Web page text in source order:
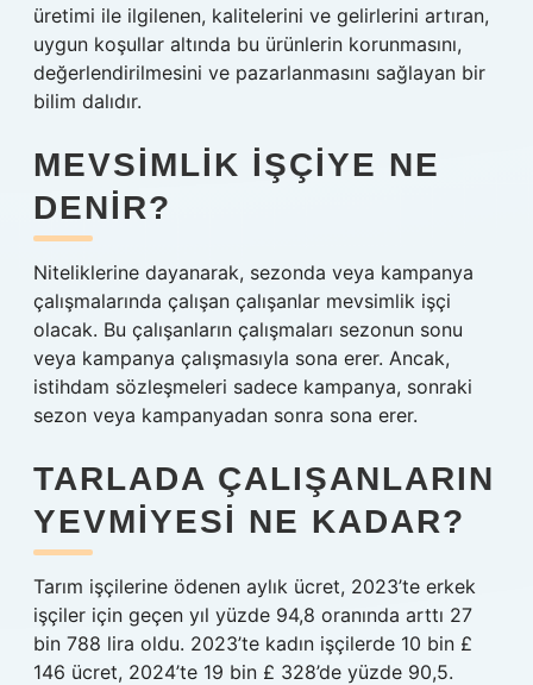
üretimi ile ilgilenen, kalitelerini ve gelirlerini artıran,
uygun koşullar altında bu ürünlerin korunmasını,
değerlendirilmesini ve pazarlanmasını sağlayan bir
bilim dalıdır.
MEVSIMLIK IŞÇIYE NE
DENIR?
Niteliklerine dayanarak, sezonda veya kampanya
çalışmalarında çalışan çalışanlar mevsimlik işçi
olacak. Bu çalışanların çalışmaları sezonun sonu
veya kampanya çalışmasıyla sona erer. Ancak,
istihdam sözleşmeleri sadece kampanya, sonraki
sezon veya kampanyadan sonra sona erer.
TARLADA ÇALIŞANLARIN
YEVMIYESI NE KADAR?
Tarım işçilerine ödenen aylık ücret, 2023’te erkek
işçiler için geçen yıl yüzde 94,8 oranında arttı 27
bin 788 lira oldu. 2023’te kadın işçilerde 10 bin £
146 ücret, 2024’te 19 bin £ 328’de yüzde 90,5.